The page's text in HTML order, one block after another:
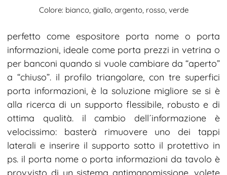
Colore: bianco, giallo, argento, rosso, verde
perfetto come espositore porta nome o porta
informazioni, ideale come porta prezzi in vetrina o
per banconi quando si vuole cambiare da “aperto”
a “chiuso”. il profilo triangolare, con tre superfici
porta informazioni, è la soluzione migliore se si è
alla ricerca di un supporto flessibile, robusto e di
ottima qualità. il cambio dell´informazione è
velocissimo: basterà rimuovere uno dei tappi
laterali e inserire il supporto sotto il protettivo in
ps. il porta nome o porta informazioni da tavolo è
provvisto di un sistema antimanomissione. volete